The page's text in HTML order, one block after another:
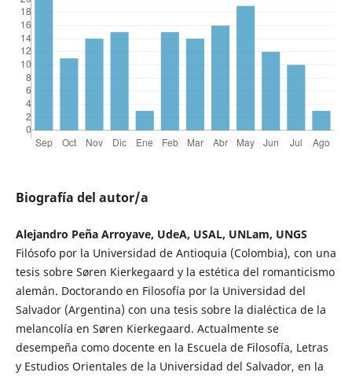
Biografía del autor/a
Alejandro Peña Arroyave, UdeA, USAL, UNLam, UNGS
Filósofo por la Universidad de Antioquia (Colombia), con una
tesis sobre Søren Kierkegaard y la estética del romanticismo
alemán. Doctorando en Filosofía por la Universidad del
Salvador (Argentina) con una tesis sobre la dialéctica de la
melancolía en Søren Kierkegaard. Actualmente se
desempeña como docente en la Escuela de Filosofía, Letras
y Estudios Orientales de la Universidad del Salvador, en la